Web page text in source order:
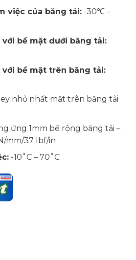
việc của băng tải:-30℃ –
bề mặt dưới băng tải:
với bề mặt trên băng tải:
nhỏ nhất mặt trên băng tải
ứng 1mm bề rộng băng tải –
mm/37 lbf/in
-10˚C – 70˚C